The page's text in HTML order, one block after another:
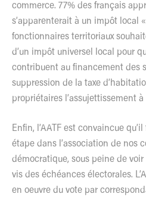
commerce. 77% des français
s’apparenterait à un impôt local
fonctionnaires territoriaux
d’un impôt universel local pour
contribuent au financement des
suppression de la taxe
propriétaires l’assujettissement
Enfin, l’AATF est convaincue
étape dans l’association de nos
démocratique, sous peine de
vis des échéances électorales.
en oeuvre du vote par